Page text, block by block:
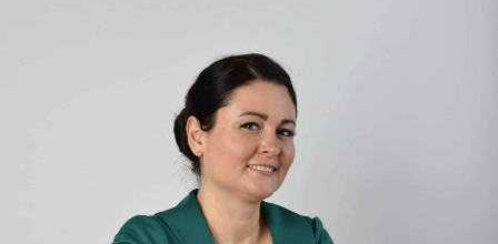
alkalmazásának oktatása, a gyermekek, a nők és a
férfiak egészségének megőrzése és helyreállítása.
HÍRLEVÉL